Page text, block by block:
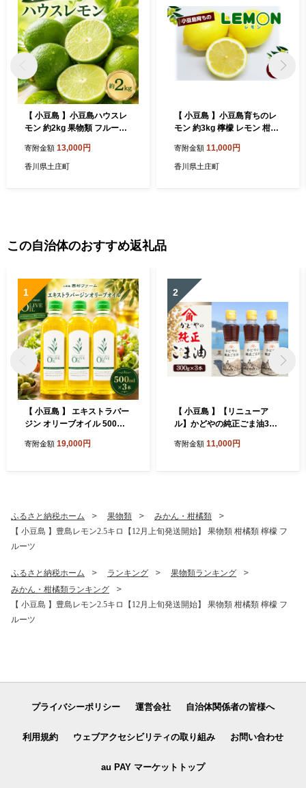
【 小豆島 】小豆島ハウスレ
モン 約2kg 果物類 フルーツ
寄附金額 13,000円
香川県土庄町
【 小豆島 】小豆島育ちのレ
モン 約3kg 檸檬 レモン 柑橘
の 国産 香川 香川県 土庄 土
庄町
寄附金額 11,000円
香川県土庄町
この自治体のおすすめ返礼品
1
【 小豆島 】 エキストラバー
ジン オリーブオイル 500ml
油 パスタ サラダ ドレッシン
で、予めご了承ください。
寄附金額 19,000円
2
【 小豆島 】【リニューア
ル】かどやの純正ごま油300
ジナルラベル 食用油 調味料
寄附金額 11,000円
ふるさと納税ホーム 果物類
みかん・柑橘類
【 小豆島 】豊島レモン2.5キロ【12月上旬発送開始】 果物類 柑橘類 檸檬 フ
ルーツ
ふるさと納税ホーム ランキング
果物類ランキング
みかん・柑橘類ランキング
【 小豆島 】豊島レモン2.5キロ【12月上旬発送開始】 果物類 柑橘類 檸檬 フ
ルーツ
プライバシーポリシー 運営会社 自治体関係者の皆様へ
利用規約 ウェブアクセシビリティの取り組み お問い合わせ
au PAY マーケットトップ